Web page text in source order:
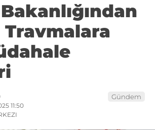
11:50
Gündem